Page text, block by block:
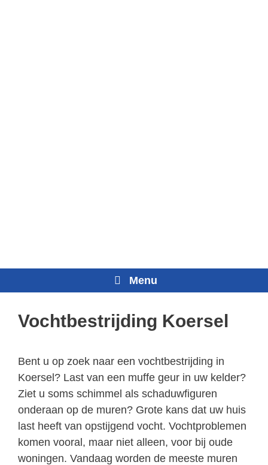
Menu
Vochtbestrijding Koersel
Bent u op zoek naar een vochtbestrijding in
Koersel? Last van een muffe geur in uw kelder?
Ziet u soms schimmel als schaduwfiguren
onderaan op de muren? Grote kans dat uw huis
last heeft van opstijgend vocht. Vochtproblemen
komen vooral, maar niet alleen, voor bij oude
woningen. Vandaag worden de meeste muren